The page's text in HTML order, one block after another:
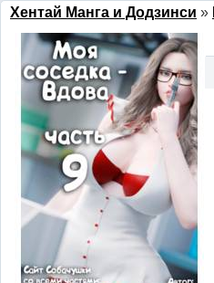
Хентай Манга и Додзинси »